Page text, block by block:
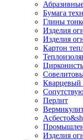
Бумага
Глины
Изделия
Изделия
Картон
Кварцевый
Перлит
Изделия